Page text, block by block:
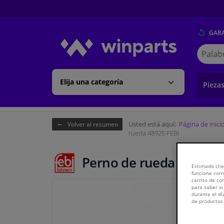
Elija una categoría
Buscar
en
Volver al resumen Usted está aquí: Página de inicio
rueda 48925 FEBI
Perno de rueda 48925
Estimado
funcione
carrito de
para saber
durante el
de